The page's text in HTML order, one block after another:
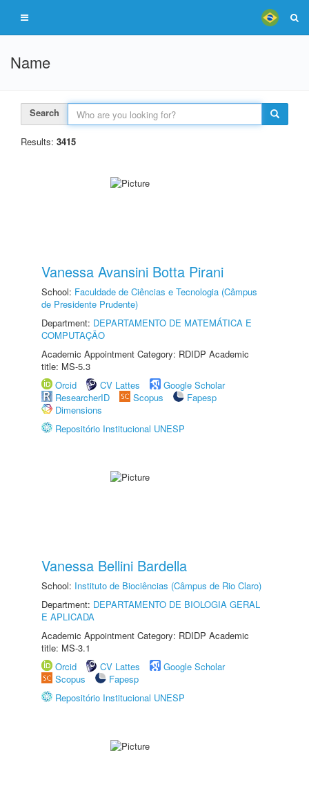
Name
Search
Results: 3415
Vanessa Avansini Botta Pirani
School: Faculdade de Ciências e Tecnologia (Câmpus
de Presidente Prudente)
Department: DEPARTAMENTO DE MATEMÁTICA E
COMPUTAÇÃO
Academic Appointment Category: RDIDP Academic
title: MS-5.3
Orcid
CV Lattes
Google Scholar
ResearcherID
Scopus
Fapesp
Dimensions
Repositório Institucional UNESP
Vanessa Bellini Bardella
School: Instituto de Biociências (Câmpus de Rio Claro)
Department: DEPARTAMENTO DE BIOLOGIA GERAL
E APLICADA
Academic Appointment Category: RDIDP Academic
title: MS-3.1
Orcid
CV Lattes
Google Scholar
Scopus
Fapesp
Repositório Institucional UNESP